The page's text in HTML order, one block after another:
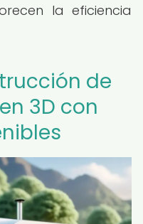
la eficiencia
de
3D con